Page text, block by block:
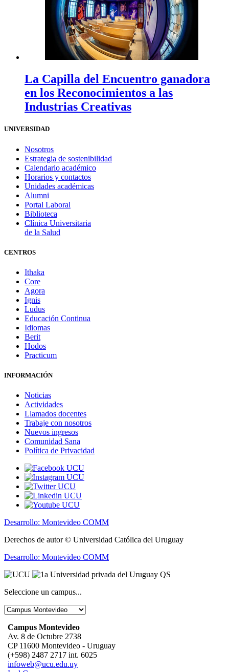
La Capilla del Encuentro ganadora
en los Reconocimientos a las
Industrias Creativas
UNIVERSIDAD
Nosotros
Estrategia de sostenibilidad
Calendario académico
Horarios y contactos
Unidades académicas
Alumni
Portal Laboral
Biblioteca
Clínica Universitaria
de la Salud
CENTROS
Ithaka
Core
Agora
Ignis
Ludus
Educación Continua
Idiomas
Berit
Hodos
Practicum
INFORMACIÓN
Noticias
Actividades
Llamados docentes
Trabaje con nosotros
Nuevos ingresos
Comunidad Sana
Política de Privacidad
Desarrollo: Montevideo COMM
Derechos de autor © Universidad Católica del Uruguay
Desarrollo: Montevideo COMM
Seleccione un campus...
Campus Montevideo
Av. 8 de Octubre 2738
CP 11600 Montevideo - Uruguay
(+598) 2487 2717 int. 6025
infoweb@ucu.edu.uy